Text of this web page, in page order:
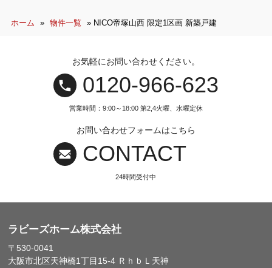
ホーム » 物件一覧 » NICO帝塚山西 限定1区画 新築戸建
お気軽にお問い合わせください。
0120‐966‐623
営業時間：9:00～18:00 第2,4火曜、水曜定休
お問い合わせフォームはこちら
CONTACT
24時間受付中
ラビーズホーム株式会社
〒530-0041
大阪市北区天神橋1丁目15-4 ＲｈｂＬ天神